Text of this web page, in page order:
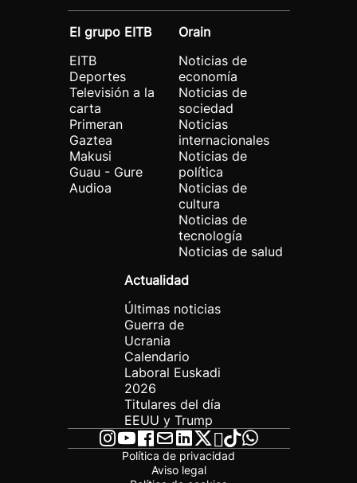
El grupo EITB
EITB
Deportes
Televisión a la
carta
Primeran
Gaztea
Makusi
Guau - Gure
Audioa
Orain
Noticias de
economía
Noticias de
sociedad
Noticias
internacionales
Noticias de
política
Noticias de
cultura
Noticias de
tecnología
Noticias de salud
Actualidad
Últimas noticias
Guerra de
Ucrania
Calendario
Laboral Euskadi
2026
Titulares del día
EEUU y Trump
Política de privacidad
Aviso legal